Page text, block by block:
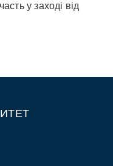
у заході від